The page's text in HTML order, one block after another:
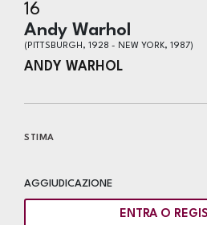
16
Andy Warhol
(PITTSBURGH, 1928 - NEW YORK, 1987)
ANDY WARHOL
STIMA
AGGIUDICAZIONE
ENTRA O